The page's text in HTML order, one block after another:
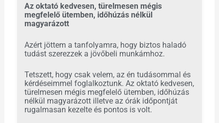
Az oktató kedvesen, türelmesen mégis
megfelelő ütemben, időhúzás nélkül
magyarázott
Azért jöttem a tanfolyamra, hogy biztos haladó
tudást szerezzek a jövőbeli munkámhoz.
Tetszett, hogy csak velem, az én tudásommal és
kérdéseimmel foglalkoztunk. Az oktató kedvesen,
türelmesen mégis megfelelő ütemben, időhúzás
nélkül magyarázott illetve az órák időpontját
rugalmasan kezelte és pontos is volt.